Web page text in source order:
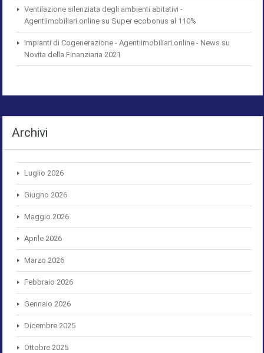
Ventilazione silenziata degli ambienti abitativi -
Agentiimobiliari.online su Super ecobonus al 110%
Impianti di Cogenerazione - Agentiimobiliari.online - News su
Novita della Finanziaria 2021
Archivi
Luglio 2026
Giugno 2026
Maggio 2026
Aprile 2026
Marzo 2026
Febbraio 2026
Gennaio 2026
Dicembre 2025
Ottobre 2025